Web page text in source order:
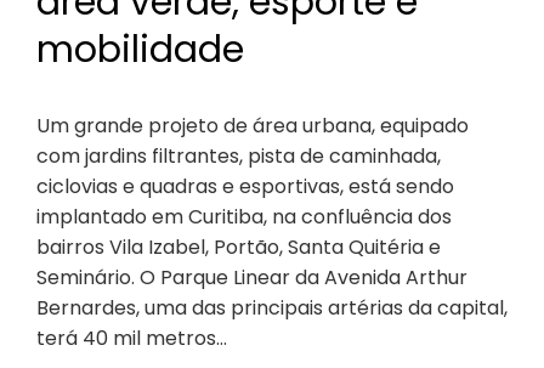
mobilidade
Um grande projeto de área urbana, equipado
com jardins filtrantes, pista de caminhada,
ciclovias e quadras e esportivas, está sendo
implantado em Curitiba, na confluência dos
bairros Vila Izabel, Portão, Santa Quitéria e
Seminário. O Parque Linear da Avenida Arthur
Bernardes, uma das principais artérias da capital,
terá 40 mil metros…